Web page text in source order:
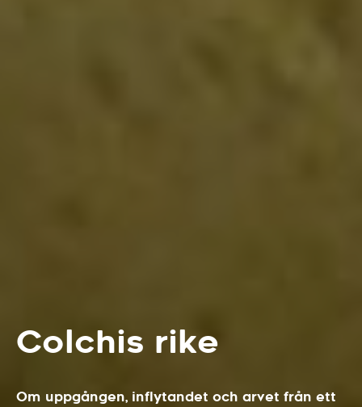
Colchis rike
Om uppgången, inflytandet och arvet från ett